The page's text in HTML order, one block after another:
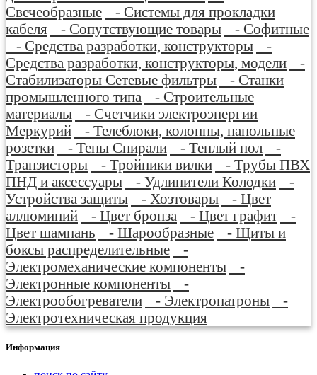
Свечеобразные
- Системы для прокладки
кабеля
- Сопутствующие товары
- Софитные
- Средства разработки, конструкторы
-
Средства разработки, конструкторы, модели
-
Стабилизаторы Сетевые фильтры
- Станки
промышленного типа
- Строительные
материалы
- Счетчики электроэнергии
Меркурий
- Телеблоки, колонны, напольные
розетки
- Тены Спирали - Теплый пол
-
Транзисторы
- Тройники вилки
- Трубы ПВХ
ПНД и аксессуары
- Удлинители Колодки
-
Устройства защиты
- Хозтовары
- Цвет
аллюминий
- Цвет бронза - Цвет графит
-
Цвет шампань
- Шарообразные
- Щиты и
боксы распределительные
-
Электромеханические компоненты
-
Электронные компоненты
-
Электрообогреватели
- Электропатроны
-
Электротехническая продукция
Информация